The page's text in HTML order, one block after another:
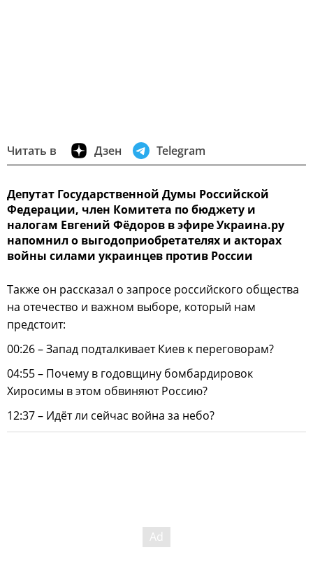
Читать в Дзен Telegram
Депутат Государственной Думы Российской
Федерации, член Комитета по бюджету и
налогам Евгений Фёдоров в эфире Украина.ру
напомнил о выгодоприобретателях и акторах
войны силами украинцев против России
Также он рассказал о запросе российского общества
на отечество и важном выборе, который нам
предстоит:
00:26 – Запад подталкивает Киев к переговорам?
04:55 – Почему в годовщину бомбардировок
Хиросимы в этом обвиняют Россию?
12:37 – Идёт ли сейчас война за небо?